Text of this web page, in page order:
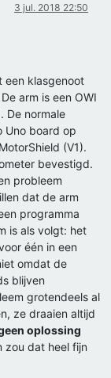
3 jul. 2018 22:50
een klasgenoot
arm is een OWI
De normale
Uno board op
(V1).
bevestigd.
probleem
dat de arm
programma
is als volgt: het
één in een
omdat de
blijven
grotendeels al
ze draaien altijd
oplossing
zou dat heel fijn